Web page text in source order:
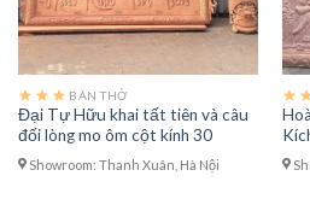
BÀN THỜ
Đại Tự Hữu khai tất tiên và câu
đối lòng mo ôm cột kính 30
Showroom: Thanh Xuân, Hà Nội